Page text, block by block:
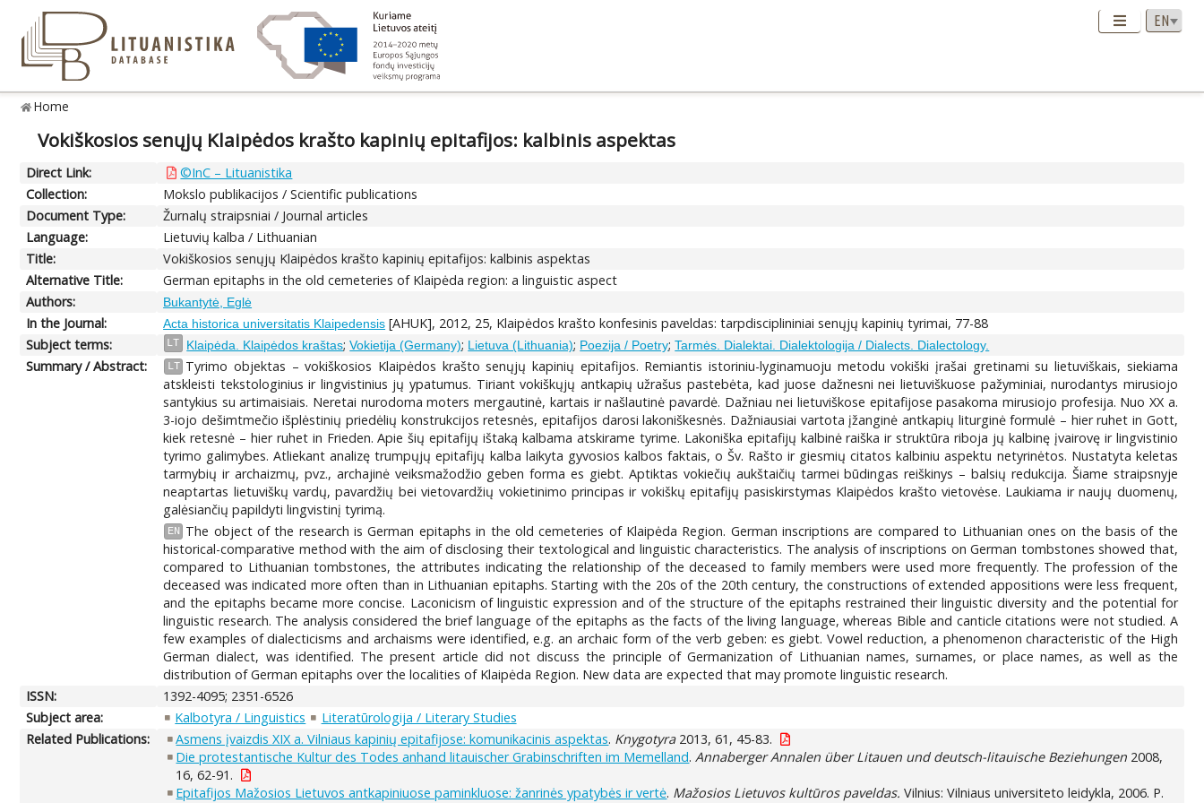
Home
Vokiškosios senųjų Klaipėdos krašto kapinių epitafijos: kalbinis aspektas
Direct Link:
©InC – Lituanistika
Collection:
Mokslo publikacijos / Scientific publications
Document Type:
Žurnalų straipsniai / Journal articles
Language:
Lietuvių kalba / Lithuanian
Title:
Vokiškosios senųjų Klaipėdos krašto kapinių epitafijos: kalbinis aspektas
Alternative Title:
German epitaphs in the old cemeteries of Klaipėda region: a linguistic aspect
Authors:
Bukantytė, Eglė
In the Journal: Acta historica universitatis Klaipedensis [AHUK], 2012, 25, Klaipėdos krašto konfesinis paveldas: tarpdisciplininiai senųjų kapinių tyrimai, 77-88
Subject terms:
LT Klaipėda. Klaipėdos kraštas;Vokietija (Germany); Lietuva (Lithuania); Poezija / Poetry;Tarmės. Dialektai. Dialektologija / Dialects. Dialectology.
Summary / Abstract: LT Tyrimo objektas – vokiškosios Klaipėdos krašto senųjų kapinių epitafijos. Remiantis istoriniu-lyginamuoju metodu vokiški įrašai gretinami su lietuviškais, siekiama
atskleisti tekstologinius ir lingvistinius jų ypatumus. Tiriant vokiškųjų antkapių užrašus pastebėta, kad juose dažnesni nei lietuviškuose pažyminiai, nurodantys mirusiojo
santykius su artimaisiais. Neretai nurodoma moters mergautinė, kartais ir našlautinė pavardė. Dažniau nei lietuviškose epitafijose pasakoma mirusiojo profesija. Nuo XX a.
3-iojo dešimtmečio išplėstinių priedėlių konstrukcijos retesnės, epitafijos darosi lakoniškesnės. Dažniausiai vartota įžanginė antkapių liturginė formulė – hier ruhet in Gott,
kiek retesnė – hier ruhet in Frieden. Apie šių epitafijų ištaką kalbama atskirame tyrime. Lakoniška epitafijų kalbinė raiška ir struktūra riboja jų kalbinę įvairovę ir lingvistinio
tyrimo galimybes. Atliekant analizę trumpųjų epitafijų kalba laikyta gyvosios kalbos faktais, o Šv. Rašto ir giesmių citatos kalbiniu aspektu netyrinėtos. Nustatyta keletas
tarmybių ir archaizmų, pvz., archajinė veiksmažodžio geben forma es giebt. Aptiktas vokiečių aukštaičių tarmei būdingas reiškinys – balsių redukcija. Šiame straipsnyje
neaptartas lietuviškų vardų, pavardžių bei vietovardžių vokietinimo principas ir vokiškų epitafijų pasiskirstymas Klaipėdos krašto vietovėse. Laukiama ir naujų duomenų,
galėsiančių papildyti lingvistinį tyrimą.
EN
The object of the research is German epitaphs in the old cemeteries of Klaipėda Region. German inscriptions are compared to Lithuanian ones on the basis of the
historical-comparative method with the aim of disclosing their textological and linguistic characteristics. The analysis of inscriptions on German tombstones showed that,
compared to Lithuanian tombstones, the attributes indicating the relationship of the deceased to family members were used more frequently. The profession of the
deceased was indicated more often than in Lithuanian epitaphs. Starting with the 20s of the 20th century, the constructions of extended appositions were less frequent,
and the epitaphs became more concise. Laconicism of linguistic expression and of the structure of the epitaphs restrained their linguistic diversity and the potential for
linguistic research. The analysis considered the brief language of the epitaphs as the facts of the living language, whereas Bible and canticle citations were not studied. A
few examples of dialecticisms and archaisms were identified, e.g. an archaic form of the verb geben: es giebt. Vowel reduction, a phenomenon characteristic of the High
German dialect, was identified. The present article did not discuss the principle of Germanization of Lithuanian names, surnames, or place names, as well as the
distribution of German epitaphs over the localities of Klaipėda Region. New data are expected that may promote linguistic research.
ISSN:
1392-4095; 2351-6526
Subject area:
Kalbotyra / Linguistics
Literatūrologija / Literary Studies
Related Publications:
Asmens įvaizdis XIX a. Vilniaus kapinių epitafijose: komunikacinis aspektas. Knygotyra2013, 61, 45-83.
Die protestantische Kultur des Todes anhand litauischer Grabinschriften im Memelland. Annaberger Annalen über Litauen und deutsch-litauische Beziehungen 2008,
16, 62-91.
Epitafijos Mažosios Lietuvos antkapiniuose paminkluose: žanrinės ypatybės ir vertė. Mažosios Lietuvos kultūros paveldas. Vilnius: Vilniaus universiteto leidykla, 2006. P.